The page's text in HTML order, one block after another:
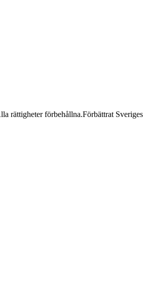
rättigheter förbehållna.Förbättrat Sveriges